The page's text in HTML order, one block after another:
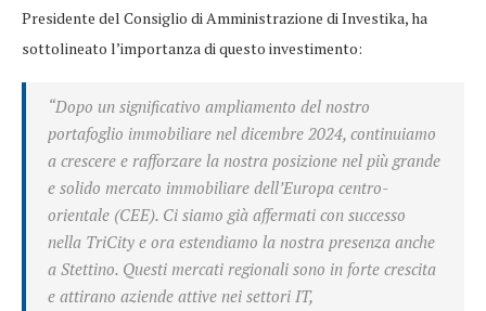
Presidente del Consiglio di Amministrazione di Investika, ha
sottolineato l’importanza di questo investimento:
“Dopo un significativo ampliamento del nostro
portafoglio immobiliare nel dicembre 2024, continuiamo
a crescere e rafforzare la nostra posizione nel più grande
e solido mercato immobiliare dell’Europa centro-
orientale (CEE). Ci siamo già affermati con successo
nella TriCity e ora estendiamo la nostra presenza anche
a Stettino. Questi mercati regionali sono in forte crescita
e attirano aziende attive nei settori IT,